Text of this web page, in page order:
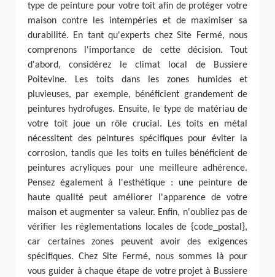
type de peinture pour votre toit afin de protéger votre
maison contre les intempéries et de maximiser sa
durabilité. En tant qu'experts chez Site Fermé, nous
comprenons l'importance de cette décision. Tout
d'abord, considérez le climat local de Bussiere
Poitevine. Les toits dans les zones humides et
pluvieuses, par exemple, bénéficient grandement de
peintures hydrofuges. Ensuite, le type de matériau de
votre toit joue un rôle crucial. Les toits en métal
nécessitent des peintures spécifiques pour éviter la
corrosion, tandis que les toits en tuiles bénéficient de
peintures acryliques pour une meilleure adhérence.
Pensez également à l'esthétique : une peinture de
haute qualité peut améliorer l'apparence de votre
maison et augmenter sa valeur. Enfin, n'oubliez pas de
vérifier les réglementations locales de {code_postal},
car certaines zones peuvent avoir des exigences
spécifiques. Chez Site Fermé, nous sommes là pour
vous guider à chaque étape de votre projet à Bussiere